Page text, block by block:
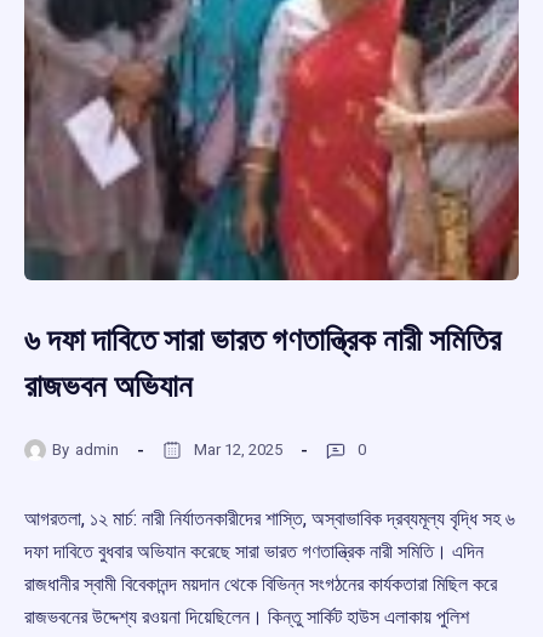
৬ দফা দাবিতে সারা ভারত গণতান্ত্রিক নারী সমিতির
রাজভবন অভিযান
By admin Mar 12, 2025 0
আগরতলা, ১২ মার্চ: নারী নির্যাতনকারীদের শাস্তি, অস্বাভাবিক দ্রব্যমূল্য বৃদ্ধি সহ ৬
দফা দাবিতে বুধবার অভিযান করেছে সারা ভারত গণতান্ত্রিক নারী সমিতি। এদিন
রাজধানীর স্বামী বিবেকানন্দ ময়দান থেকে বিভিন্ন সংগঠনের কার্যকতারা মিছিল করে
রাজভবনের উদ্দেশ্য রওয়না দিয়েছিলেন। কিন্তু সার্কিট হাউস এলাকায় পুলিশ